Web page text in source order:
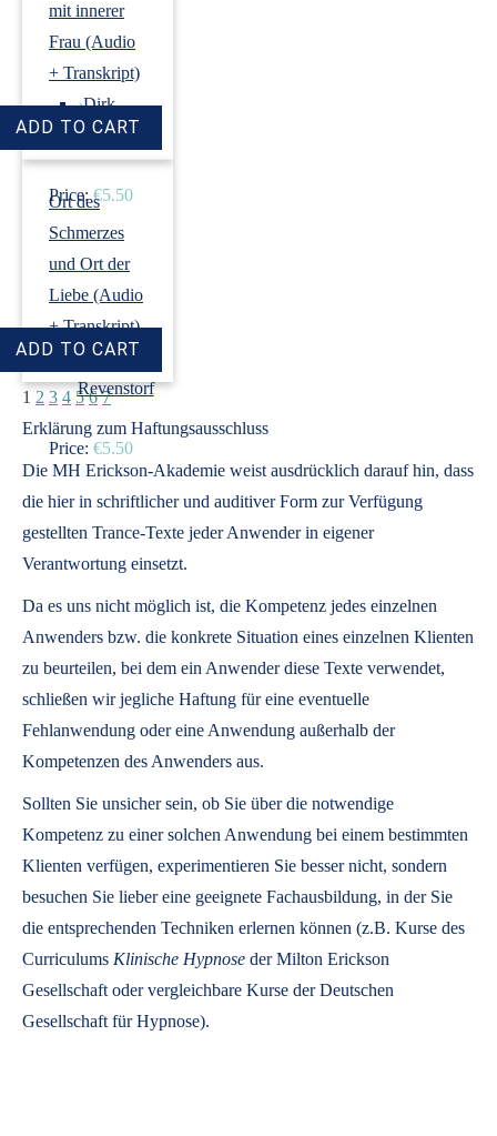
mit innerer
Frau (Audio
+ Transkript)
›Dirk
Revenstorf
Price: €5.50
Ort des
Schmerzes
und Ort der
Liebe (Audio
+ Transkript)
›Dirk
Revenstorf
Price: €5.50
1 2 3 4 5 6 7
Erklärung zum Haftungsausschluss
Die MH Erickson-Akademie weist ausdrücklich darauf hin, dass
die hier in schriftlicher und auditiver Form zur Verfügung
gestellten Trance-Texte jeder Anwender in eigener
Verantwortung einsetzt.
Da es uns nicht möglich ist, die Kompetenz jedes einzelnen
Anwenders bzw. die konkrete Situation eines einzelnen Klienten
zu beurteilen, bei dem ein Anwender diese Texte verwendet,
schließen wir jegliche Haftung für eine eventuelle
Fehlanwendung oder eine Anwendung außerhalb der
Kompetenzen des Anwenders aus.
Sollten Sie unsicher sein, ob Sie über die notwendige
Kompetenz zu einer solchen Anwendung bei einem bestimmten
Klienten verfügen, experimentieren Sie besser nicht, sondern
besuchen Sie lieber eine geeignete Fachausbildung, in der Sie
die entsprechenden Techniken erlernen können (z.B. Kurse des
Curriculums Klinische Hypnose der Milton Erickson
Gesellschaft oder vergleichbare Kurse der Deutschen
Gesellschaft für Hypnose).